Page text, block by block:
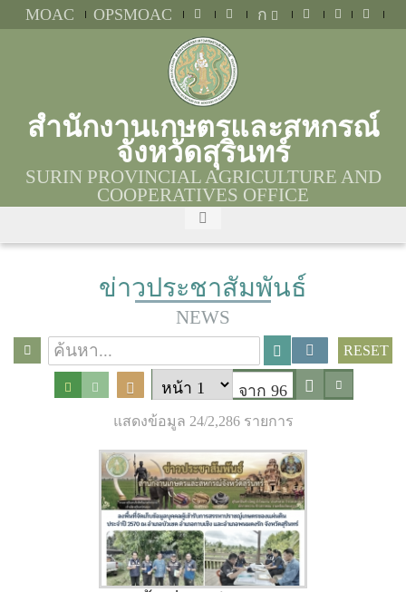
MOAC OPSMOAC ก
สำนักงานเกษตรและสหกรณ์
จังหวัดสุรินทร์
SURIN PROVINCIAL AGRICULTURE AND
COOPERATIVES OFFICE
ข่าวประชาสัมพันธ์
NEWS
RESET
จาก 96
แสดงข้อมูล 24/2,286 รายการ